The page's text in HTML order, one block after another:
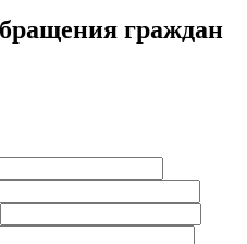
граждан